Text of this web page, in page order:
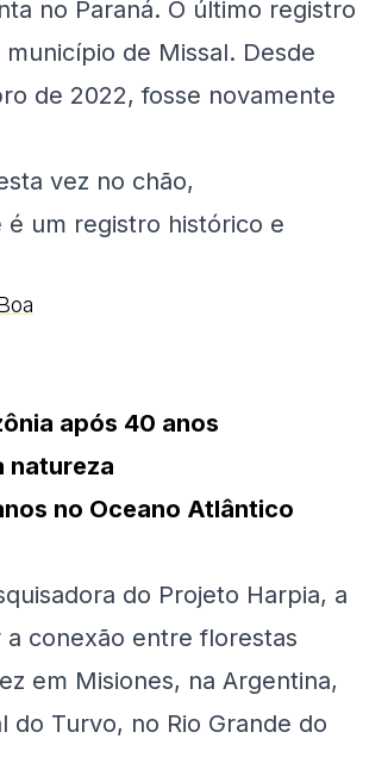
no Paraná. O último registro
de Missal. Desde
de 2022, fosse novamente
vez no chão,
é um registro histórico e
após 40 anos
natureza
no Oceano Atlântico
do Projeto Harpia, a
conexão entre florestas
em Misiones, na Argentina,
do Turvo, no Rio Grande do